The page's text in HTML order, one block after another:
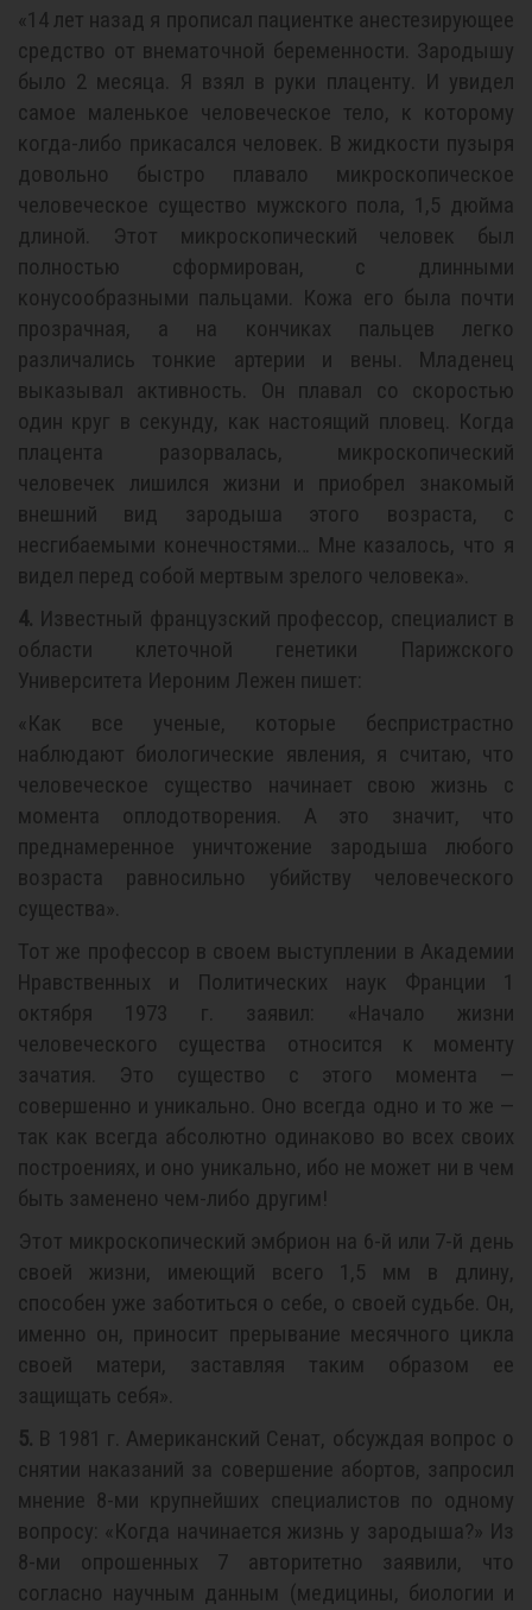
«14 лет назад я прописал пациентке анестезирующее
средство от внематочной беременности. Зародышу
было 2 месяца. Я взял в руки плаценту. И увидел
самое маленькое человеческое тело, к которому
когда-либо прикасался человек. В жидкости пузыря
довольно быстро плавало микроскопическое
человеческое существо мужского пола, 1,5 дюйма
длиной. Этот микроскопический человек был
полностью сформирован, с длинными
конусообразными пальцами. Кожа его была почти
прозрачная, а на кончиках пальцев легко
различались тонкие артерии и вены. Младенец
выказывал активность. Он плавал со скоростью
один круг в секунду, как настоящий пловец. Когда
плацента разорвалась, микроскопический
человечек лишился жизни и приобрел знакомый
внешний вид зародыша этого возраста, с
несгибаемыми конечностями… Мне казалось, что я
видел перед собой мертвым зрелого человека».
4. Известный французский профессор, специалист в
области клеточной генетики Парижского
Университета Иероним Лежен пишет:
«Как все ученые, которые беспристрастно
наблюдают биологические явления, я считаю, что
человеческое существо начинает свою жизнь с
момента оплодотворения. А это значит, что
преднамеренное уничтожение зародыша любого
возраста равносильно убийству человеческого
существа».
Тот же профессор в своем выступлении в Академии
Нравственных и Политических наук Франции 1
октября 1973 г. заявил: «Начало жизни
человеческого существа относится к моменту
зачатия. Это существо с этого момента —
совершенно и уникально. Оно всегда одно и то же —
так как всегда абсолютно одинаково во всех своих
построениях, и оно уникально, ибо не может ни в чем
быть заменено чем-либо другим!
Этот микроскопический эмбрион на 6-й или 7-й день
своей жизни, имеющий всего 1,5 мм в длину,
способен уже заботиться о себе, о своей судьбе. Он,
именно он, приносит прерывание месячного цикла
своей матери, заставляя таким образом ее
защищать себя».
5. В 1981 г. Американский Сенат, обсуждая вопрос о
снятии наказаний за совершение абортов, запросил
мнение 8-ми крупнейших специалистов по одному
вопросу: «Когда начинается жизнь у зародыша?» Из
8-ми опрошенных 7 авторитетно заявили, что
согласно научным данным (медицины, биологии и